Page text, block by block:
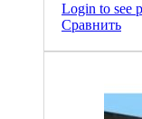
Login to see
Сравнить